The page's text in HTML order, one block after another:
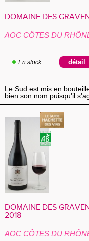
DOMAINE DES
AOC CÔTES DU
En stock
Le Sud est mis en
bien son nom puisqu'il
DOMAINE DES
2018
AOC CÔTES DU